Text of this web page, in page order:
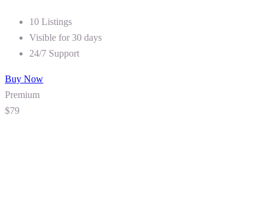
10 Listings
Visible for 30 days
24/7 Support
Buy Now
Premium
$79